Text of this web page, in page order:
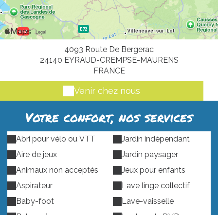
4093 Route De Bergerac
24140 EYRAUD-CREMPSE-MAURENS
FRANCE
Venir chez nous
Votre confort, nos services
Abri pour vélo ou VTT
Aire de jeux
Animaux non acceptés
Aspirateur
Baby-foot
Jardin indépendant
Jardin paysager
Jeux pour enfants
Lave linge collectif
Lave-vaisselle